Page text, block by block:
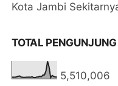
Kota Jambi
TOTAL PENGUNJUNG
5,510,006